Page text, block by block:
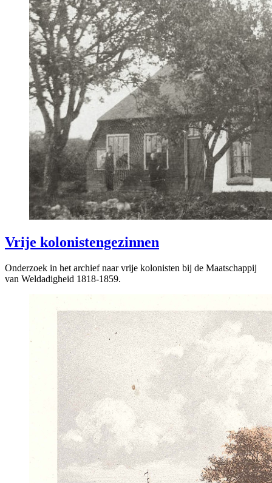
Vrije kolonistengezinnen
Onderzoek in het archief naar vrije kolonisten bij de Maatschappij
van Weldadigheid 1818-1859.